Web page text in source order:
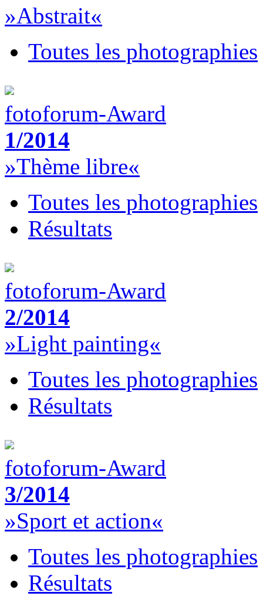
»Abstrait«
Toutes les photographies
fotoforum-Award
1/2014
»Thème libre«
Toutes les photographies
Résultats
fotoforum-Award
2/2014
»Light painting«
Toutes les photographies
Résultats
fotoforum-Award
3/2014
»Sport et action«
Toutes les photographies
Résultats